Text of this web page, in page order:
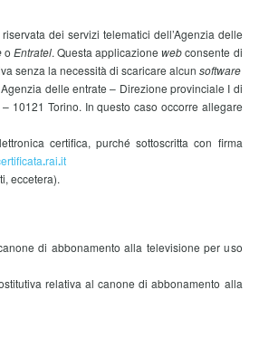
dei servizi telematici dell’Agenzia delle
oEntratel. Questa applicazionewebconsente di
senza la necessità di scaricare alcun software
delle entrate – Direzione provinciale I di
10121 Torino. In questo caso occorre allegare
certifica, purché sottoscritta con firma
.rai.it
eccetera).
di abbonamento alla televisione per uso
relativa al canone di abbonamento alla